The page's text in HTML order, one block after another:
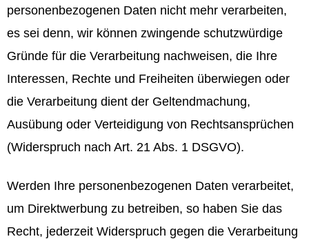
personenbezogenen Daten nicht mehr verarbeiten,
es sei denn, wir können zwingende schutzwürdige
Gründe für die Verarbeitung nachweisen, die Ihre
Interessen, Rechte und Freiheiten überwiegen oder
die Verarbeitung dient der Geltendmachung,
Ausübung oder Verteidigung von Rechtsansprüchen
(Widerspruch nach Art. 21 Abs. 1 DSGVO).
Werden Ihre personenbezogenen Daten verarbeitet,
um Direktwerbung zu betreiben, so haben Sie das
Recht, jederzeit Widerspruch gegen die Verarbeitung